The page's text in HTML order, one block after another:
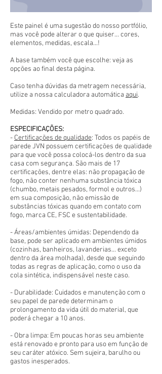
Este painel é uma sugestão do nosso portfólio,
mas você pode alterar o que quiser... cores,
elementos, medidas, escala...!
A base também você que escolhe: veja as
opções ao final desta página.
Caso tenha dúvidas da metragem necessária,
utilize a nossa calculadora automática aqui.
Medidas: Vendido por metro quadrado.
ESPECIFICAÇÕES:
- Certificações de qualidade: Todos os papéis de
parede JVN possuem certificações de qualidade
para que você possa colocá-los dentro da sua
casa com segurança. São mais de 17
certificações, dentre elas: não propagação de
fogo, não conter nenhuma substância tóxica
(chumbo, metais pesados, formol e outros...)
em sua composição, não emissão de
substâncias tóxicas quando em contato com
fogo, marca CE, FSC e sustentabilidade.
- Áreas/ambientes úmidas: Dependendo da
base, pode ser aplicado em ambientes úmidos
(cozinhas, banheiros, lavanderias... exceto
dentro da área molhada), desde que seguindo
todas as regras de aplicação, como o uso da
cola sintética, indispensável neste caso.
- Durabilidade: Cuidados e manutenção com o
seu papel de parede determinam o
prolongamento da vida útil do material, que
poderá chegar a 10 anos.
- Obra limpa: Em poucas horas seu ambiente
está renovado e pronto para uso em função de
seu caráter atóxico. Sem sujeira, barulho ou
gastos inesperados.